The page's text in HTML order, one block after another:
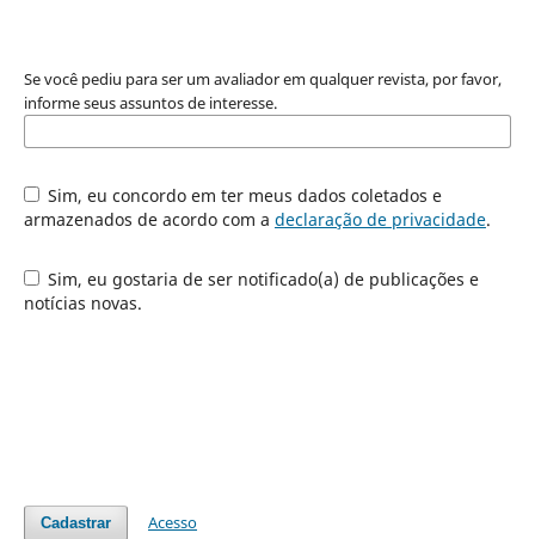
Se você pediu para ser um avaliador em qualquer revista, por favor,
informe seus assuntos de interesse.
Sim, eu concordo em ter meus dados coletados e
armazenados de acordo com a declaração de privacidade.
Sim, eu gostaria de ser notificado(a) de publicações e
notícias novas.
Cadastrar Acesso